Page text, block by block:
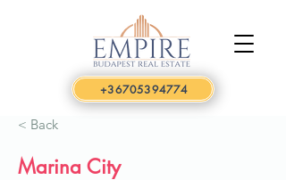
+36705394774
< Back
Marina City